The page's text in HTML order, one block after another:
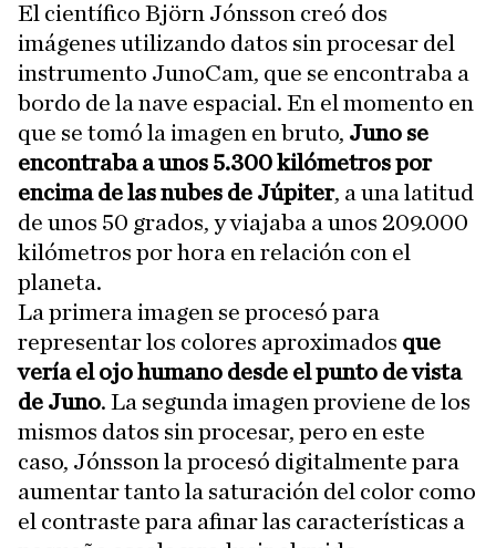
El científico Björn Jónsson creó dos
imágenes utilizando datos sin procesar del
instrumento JunoCam, que se encontraba a
bordo de la nave espacial. En el momento en
que se tomó la imagen en bruto, Juno se
encontraba a unos 5.300 kilómetros por
encima de las nubes de Júpiter, a una latitud
de unos 50 grados, y viajaba a unos 209.000
kilómetros por hora en relación con el
planeta.
La primera imagen se procesó para
representar los colores aproximados que
vería el ojo humano desde el punto de vista
de Juno. La segunda imagen proviene de los
mismos datos sin procesar, pero en este
caso, Jónsson la procesó digitalmente para
aumentar tanto la saturación del color como
el contraste para afinar las características a